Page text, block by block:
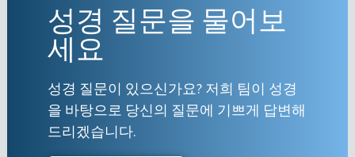
성경 질문을 물어보
세요
성경 질문이 있으신가요? 저희 팀이 성경
을 바탕으로 당신의 질문에 기쁘게 답변해
드리겠습니다.